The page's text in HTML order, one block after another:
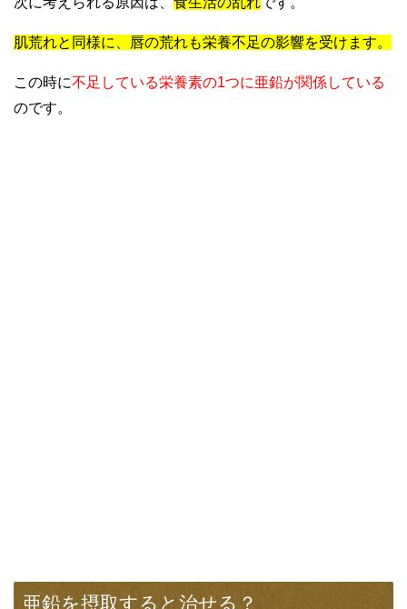
肌荒れと同様に、唇の荒れも栄養不足の影響を受けます。
この時に不足している栄養素の1つに亜鉛が関係している
のです。
亜鉛を摂取すると治せる？